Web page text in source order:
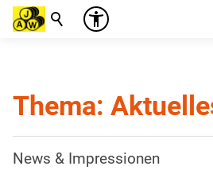
Suche
Thema:
News & Impressionen